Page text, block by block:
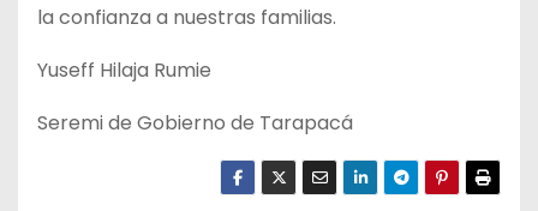
la confianza a nuestras familias.
Yuseff Hilaja Rumie
Seremi de Gobierno de Tarapacá